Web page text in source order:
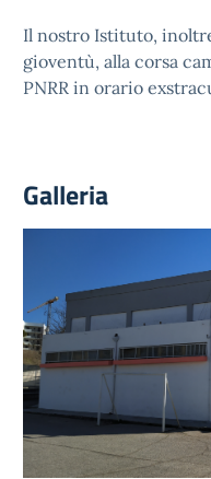
Il nostro Istituto,
gioventù, alla corsa
PNRR in orario
Galleria